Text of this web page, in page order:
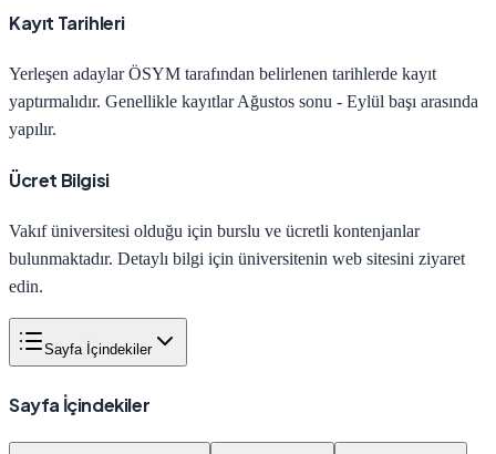
Kayıt Tarihleri
Yerleşen adaylar ÖSYM tarafından belirlenen tarihlerde kayıt
yaptırmalıdır. Genellikle kayıtlar Ağustos sonu - Eylül başı arasında
yapılır.
Ücret Bilgisi
Vakıf üniversitesi olduğu için burslu ve ücretli kontenjanlar
bulunmaktadır. Detaylı bilgi için üniversitenin web sitesini ziyaret
edin.
Sayfa İçindekiler
Sayfa İçindekiler